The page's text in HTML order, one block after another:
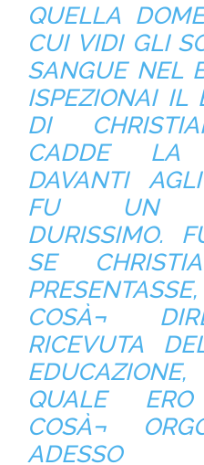
QUELLA
CUI VIDI GLI
SANGUE NEL
ISPEZIONAI IL
DI
CADDE LA
DAVANTI
FU UN
DURISSIMO.
SE
COSÀ¬
RICEVUTA
QUALE
COSÀ¬